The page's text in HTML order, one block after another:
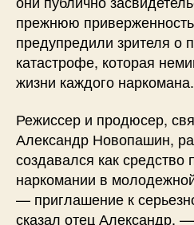
прежнюю
предупредили зрителя о
катастрофе, которая
жизни каждого наркомана.
Режиссер и продюсер,
Александр Новопашин,
создавался как средство
наркомании в
— приглашение к
сказал отец Александр.